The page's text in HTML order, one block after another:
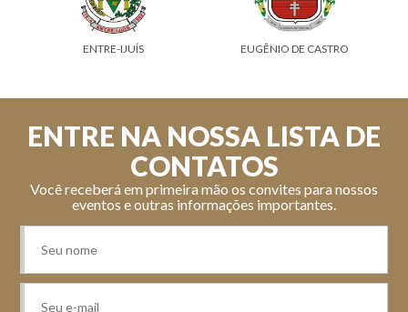
ENTRE-IJUÍS EUGÊNIO DE CASTRO
ENTRE NA NOSSA LISTA DE
CONTATOS
Você receberá em primeira mão os convites para nossos
eventos e outras informações importantes.